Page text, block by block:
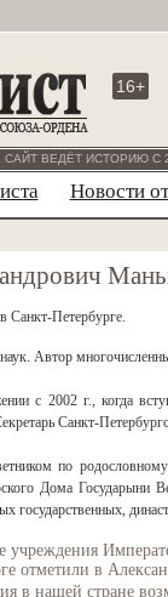
16+
ВЕДЁТ ИСТОРИЮ С
Новости
Санкт-Петербурге.
Автор
с 2002 г., когда
Санкт-
по
Дома
государственных,
учреждения
отметили в
в нашей стране